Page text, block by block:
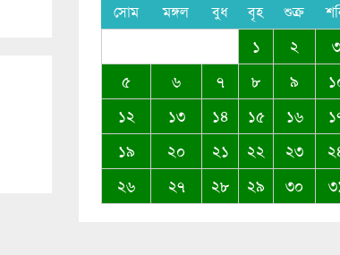
সোম মঙ্গল বুধ বৃহ শুক্র
১ ২ ৩
৫
৬ ৭ ৮ ৯
১২
১৩ ১৪ ১৫ ১৬
১৯
২০ ২১ ২২ ২৩
২৬
২৭ ২৮ ২৯ ৩০